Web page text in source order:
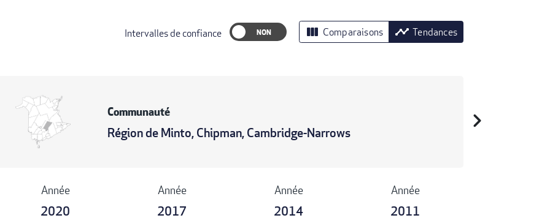
Intervalles de confiance view_column Comparaisons timeline Tendances
Communauté
Région de Minto, Chipman, Cambridge-Narrows chevron_right
Année
2020
Année
2017
Année
2014
Année
2011